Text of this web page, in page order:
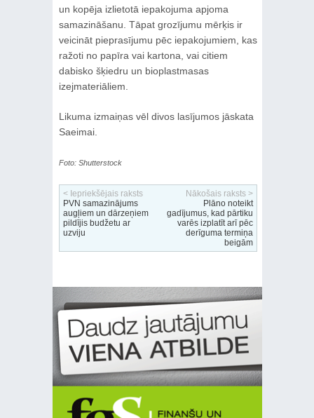
un kopēja izlietotā iepakojuma apjoma
samazināšanu. Tāpat grozījumu mērķis ir
veicināt pieprasījumu pēc iepakojumiem, kas
ražoti no papīra vai kartona, vai citiem
dabisko šķiedru un bioplastmasas
izejmateriāliem.
Likuma izmaiņas vēl divos lasījumos jāskata
Saeimai.
Foto: Shutterstock
< Iepriekšējais raksts
PVN samazinājums
augļiem un dārzeņiem
pildījis budžetu ar
uzviju
Nākošais raksts >
Plāno noteikt
gadījumus, kad pārtiku
varēs izplatīt arī pēc
derīguma termiņa
beigām